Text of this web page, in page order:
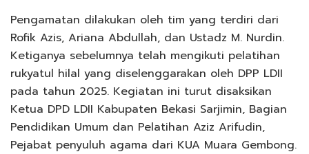
Pengamatan dilakukan oleh tim yang terdiri dari
Rofik Azis, Ariana Abdullah, dan Ustadz M. Nurdin.
Ketiganya sebelumnya telah mengikuti pelatihan
rukyatul hilal yang diselenggarakan oleh DPP LDII
pada tahun 2025. Kegiatan ini turut disaksikan
Ketua DPD LDII Kabupaten Bekasi Sarjimin, Bagian
Pendidikan Umum dan Pelatihan Aziz Arifudin,
Pejabat penyuluh agama dari KUA Muara Gembong.